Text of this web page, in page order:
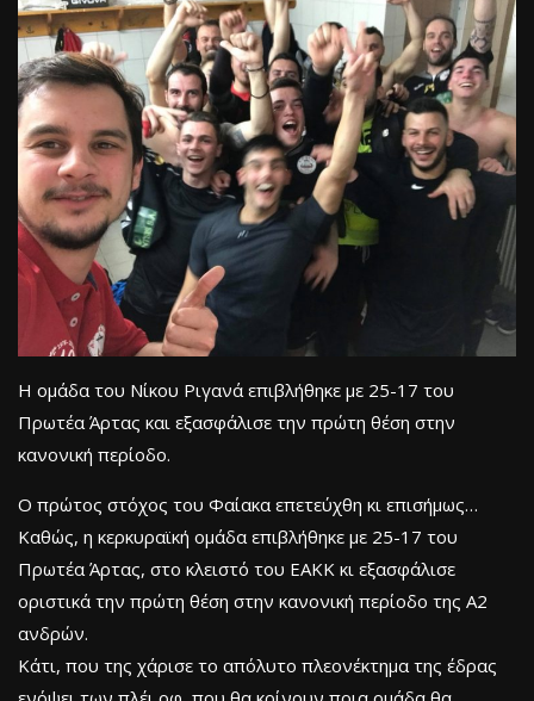
Η ομάδα του Νίκου Ριγανά επιβλήθηκε με 25-17 του
Πρωτέα Άρτας και εξασφάλισε την πρώτη θέση στην
κανονική περίοδο.
Ο πρώτος στόχος του Φαίακα επετεύχθη κι επισήμως…
Καθώς, η κερκυραϊκή ομάδα επιβλήθηκε με 25-17 του
Πρωτέα Άρτας, στο κλειστό του ΕΑΚΚ κι εξασφάλισε
οριστικά την πρώτη θέση στην κανονική περίοδο της Α2
ανδρών.
Κάτι, που της χάρισε το απόλυτο πλεονέκτημα της έδρας